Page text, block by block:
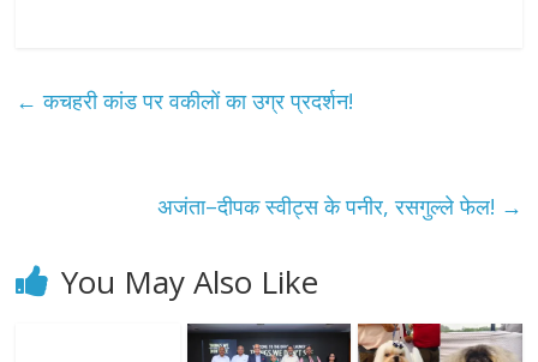
← कचहरी कांड पर वकीलों का उग्र प्रदर्शन!
अजंता–दीपक स्वीट्स के पनीर, रसगुल्ले फेल! →
You May Also Like